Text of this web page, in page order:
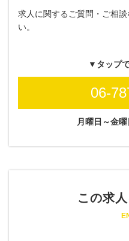
求人に関するご質問・ご相
い。
▼タップ
06-
月曜日～金曜
この求